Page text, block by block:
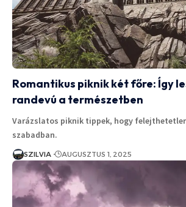
Romantikus piknik két főre: Így
randevú a természetben
Varázslatos piknik tippek, hogy
szabadban.
SZILVIA AUGUSZTUS 1, 2025